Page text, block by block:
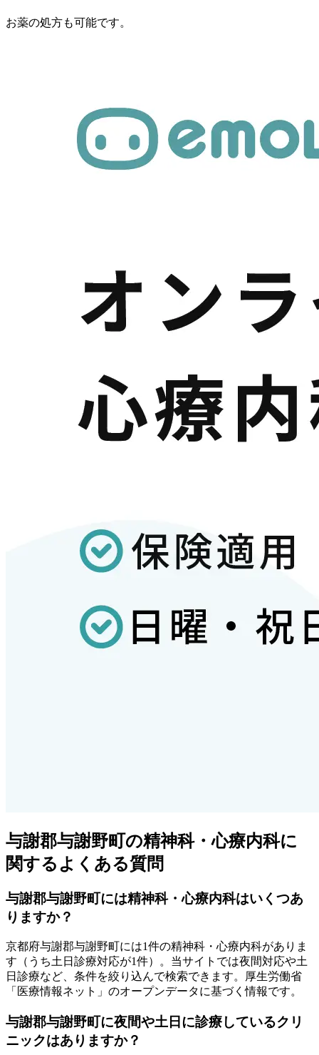
お薬の処方も可能です。
与謝郡与謝野町の精神科・心療内科に
関するよくある質問
与謝郡与謝野町には精神科・心療内科はいくつあ
りますか？
京都府与謝郡与謝野町には1件の精神科・心療内科がありま
す （うち土日診療対応が1件）
。当サイトでは夜間対応や土
日診療など、条件を絞り込んで検索できます。厚生労働省
「医療情報ネット」のオープンデータに基づく情報です。
与謝郡与謝野町に夜間や土日に診療しているクリ
ニックはありますか？